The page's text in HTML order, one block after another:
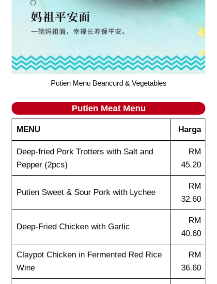
Putien Menu Beancurd & Vegetables
Putien Meat Menu
MENU Harga
Deep-fried Pork Trotters with Salt and
Pepper (2pcs)
RM
45.20
Putien Sweet & Sour Pork with Lychee
RM
32.60
Deep-Fried Chicken with Garlic
RM
40.60
Claypot Chicken in Fermented Red Rice
Wine
RM
36.60